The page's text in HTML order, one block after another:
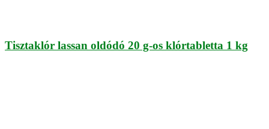
Tisztaklór lassan oldódó 20 g-os klórtabletta 1 kg